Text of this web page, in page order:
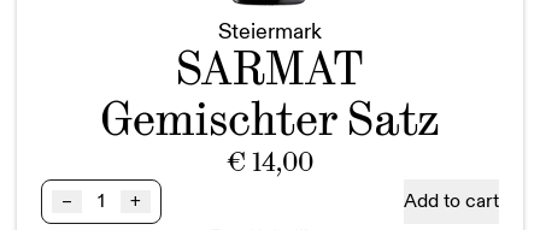
Steiermark
SARMAT
Gemischter Satz
€ 14,00
–
Gemischter
Satz
+
Add to cart